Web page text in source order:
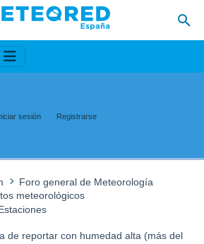
sesión Registrarse
Foro general de Meteorología
meteorológicos
de reportar con humedad alta (más del